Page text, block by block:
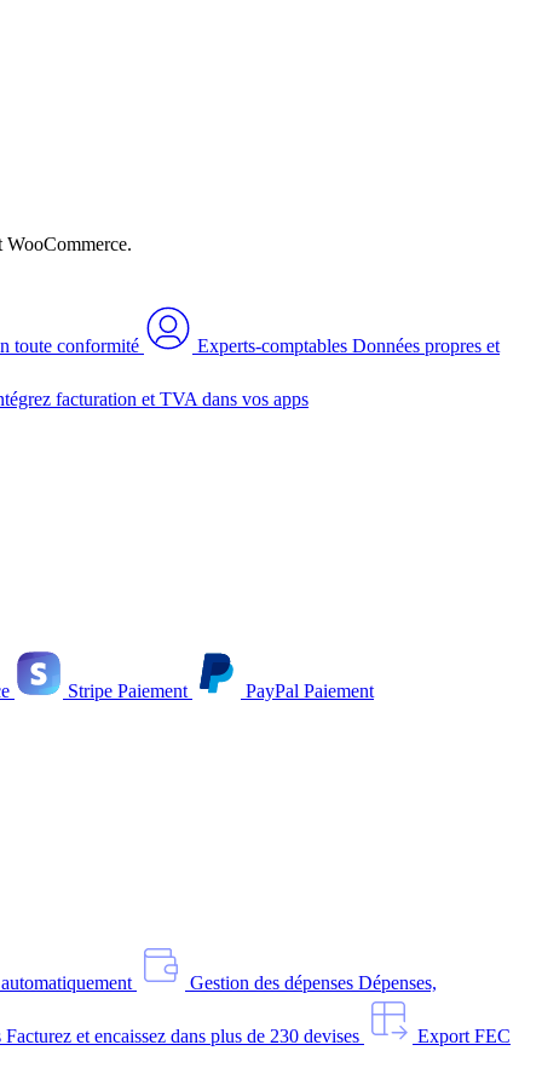
WooCommerce.
toute conformité Experts-comptables Données propres et
facturation et TVA dans vos apps
Stripe Paiement PayPal Paiement
Gestion des dépenses Dépenses,
Facturez et encaissez dans plus de 230 devises
Export FEC